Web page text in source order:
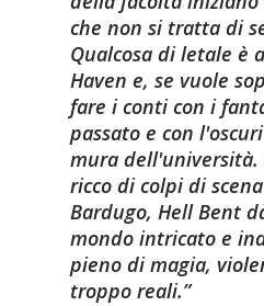
che non si tratta di
Qualcosa di letale è
Haven e, se vuole
fare i conti con i
passato e con
mura dell'università.
ricco di colpi di
Bardugo, Hell Bent
mondo intricato e
pieno di magia,
troppo reali.